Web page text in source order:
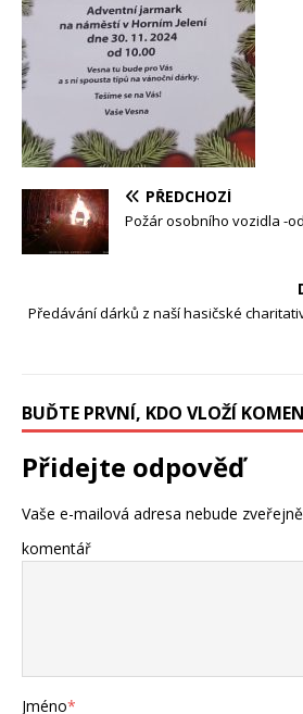
PŘEDCHOZÍ
Požár osobního vozidla -
Předávání dárků z naší hasičské
BUĎTE PRVNÍ, KDO VLOŽÍ
Přidejte odpověď
Vaše e-mailová adresa nebude
komentář
Jméno*